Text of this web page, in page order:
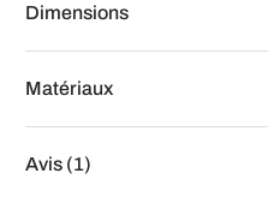
Dimensions
Matériaux
Avis (1)